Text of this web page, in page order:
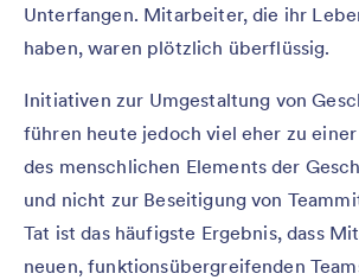
Unterfangen. Mitarbeiter, die ihr
haben, waren plötzlich überflüssig.
Initiativen zur Umgestaltung von
führen heute jedoch viel eher zu einer
des menschlichen Elements der
und nicht zur Beseitigung von
Tat ist das häufigste Ergebnis, dass
neuen, funktionsübergreifenden